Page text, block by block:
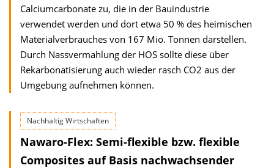
Calciumcarbonate zu, die in der Bauindustrie
verwendet werden und dort etwa 50 % des heimischen
Materialverbrauches von 167 Mio. Tonnen darstellen.
Durch Nassvermahlung der HOS sollte diese über
Rekarbonatisierung auch wieder rasch CO2 aus der
Umgebung aufnehmen können.
Nachhaltig Wirtschaften
Nawaro-Flex: Semi-flexible bzw. flexible
Composites auf Basis nachwachsender